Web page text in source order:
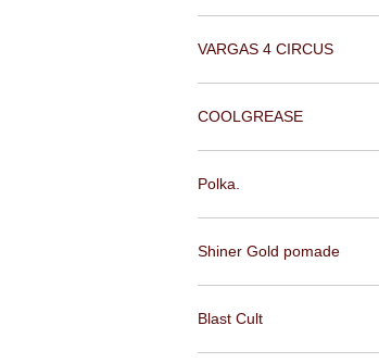
VARGAS 4 CIRCUS
COOLGREASE
Polka.
Shiner Gold pomade
Blast Cult